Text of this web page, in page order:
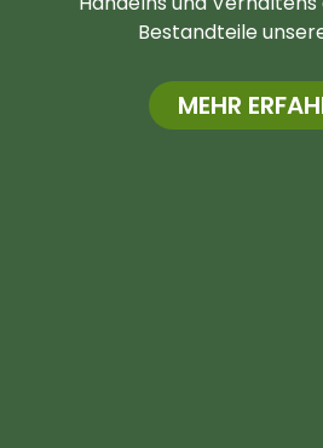
Bestandteile
MEHR